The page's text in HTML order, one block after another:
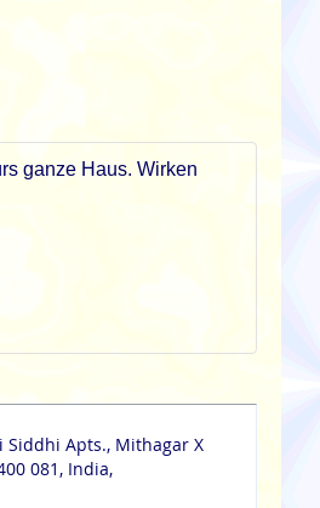
ganze Haus. Wirken
Siddhi Apts., Mithagar X
081, India,